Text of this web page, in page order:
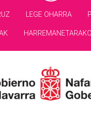
LEGE OHARRA
HARREMANETARAKO